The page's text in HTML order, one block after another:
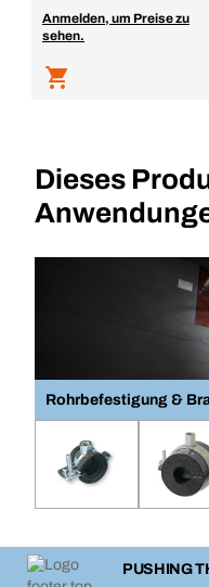
Anmelden, um Preise zu
sehen.
Dieses
Rohrbefestigung &
PUSHING